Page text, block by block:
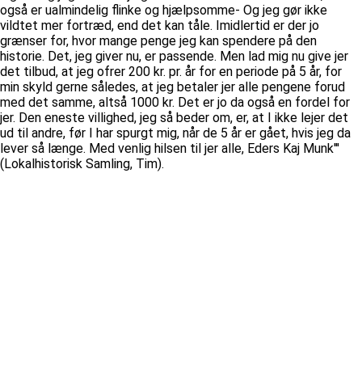
også er ualmindelig flinke og hjælpsomme- Og jeg gør ikke
vildtet mer fortræd, end det kan tåle. Imidlertid er der jo
grænser for, hvor mange penge jeg kan spendere på den
historie. Det, jeg giver nu, er passende. Men lad mig nu give jer
det tilbud, at jeg ofrer 200 kr. pr. år for en periode på 5 år, for
min skyld gerne således, at jeg betaler jer alle pengene forud
med det samme, altså 1000 kr. Det er jo da også en fordel for
jer. Den eneste villighed, jeg så beder om, er, at I ikke lejer det
ud til andre, før I har spurgt mig, når de 5 år er gået, hvis jeg da
lever så længe. Med venlig hilsen til jer alle, Eders Kaj Munk'''
(Lokalhistorisk Samling, Tim).